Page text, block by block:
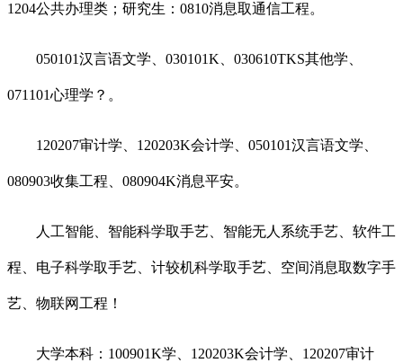
1204公共办理类；研究生：0810消息取通信工程。
050101汉言语文学、030101K、030610TKS其他学、
071101心理学？。
120207审计学、120203K会计学、050101汉言语文学、
080903收集工程、080904K消息平安。
人工智能、智能科学取手艺、智能无人系统手艺、软件工
程、电子科学取手艺、计较机科学取手艺、空间消息取数字手
艺、物联网工程！
大学本科：100901K学、120203K会计学、120207审计